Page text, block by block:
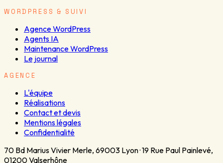
WORDPRESS & SUIVI
Agence WordPress
Agents IA
Maintenance WordPress
Le journal
AGENCE
L'équipe
Réalisations
Contact et devis
Mentions légales
Confidentialité
70 Bd Marius Vivier Merle, 69003 Lyon·19 Rue Paul Painlevé,
01200Valserhône